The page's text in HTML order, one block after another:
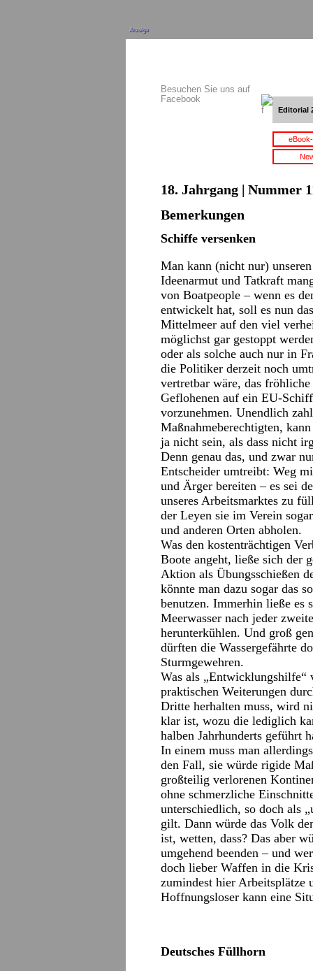
Anzeige
Besuchen Sie uns auf
Facebook
Editorial
18. Jahrgang | Nummer
Bemerkungen
Schiffe versenken
Man kann (nicht nur)
Ideenarmut und Tatkraft
von Boatpeople – wenn es
entwickelt hat, soll es nun
Mittelmeer auf den viel
möglichst gar gestoppt
oder als solche auch nur in
die Politiker derzeit noch
vertretbar wäre, das
Geflohenen auf ein EU-
vorzunehmen. Unendlich
Maßnahmeberechtigten,
ja nicht sein, als dass nicht
Denn genau das, und zwar
Entscheider umtreibt: Weg
und Ärger bereiten – es sei
unseres Arbeitsmarktes zu
der Leyen sie im Verein
und anderen Orten abholen.
Was den kostenträchtigen
Boote angeht, ließe sich der
Aktion als Übungsschießen
könnte man dazu sogar das
benutzen. Immerhin ließe es
Meerwasser nach jeder
herunterkühlen. Und groß
dürften die Wassergefährte
Sturmgewehren.
Was als „Entwicklungshilfe“
praktischen Weiterungen
Dritte herhalten muss, wird
klar ist, wozu die lediglich
halben Jahrhunderts geführt
In einem muss man
den Fall, sie würde rigide
großteilig verlorenen
ohne schmerzliche
unterschiedlich, so doch als
gilt. Dann würde das Volk
ist, wetten, dass? Das aber
umgehend beenden – und
doch lieber Waffen in die
zumindest hier Arbeitsplätze
Hoffnungsloser kann eine
Deutsches Füllhorn